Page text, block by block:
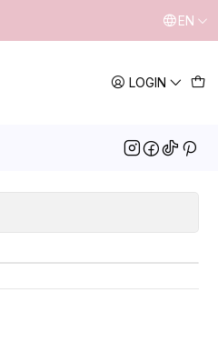
LOGIN
EN